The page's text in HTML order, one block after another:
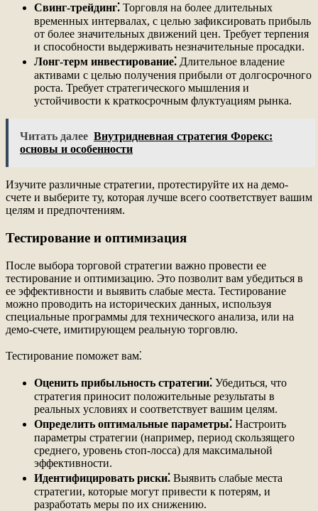
Свинг-трейдинг⁚ Торговля на более длительных
временных интервалах, с целью зафиксировать прибыль
от более значительных движений цен. Требует терпения
и способности выдерживать незначительные просадки.
Лонг-терм инвестирование⁚ Длительное владение
активами с целью получения прибыли от долгосрочного
роста. Требует стратегического мышления и
устойчивости к краткосрочным флуктуациям рынка.
Читать далее Внутридневная стратегия Форекс:
основы и особенности
Изучите различные стратегии, протестируйте их на демо-
счете и выберите ту, которая лучше всего соответствует вашим
целям и предпочтениям.
Тестирование и оптимизация
После выбора торговой стратегии важно провести ее
тестирование и оптимизацию. Это позволит вам убедиться в
ее эффективности и выявить слабые места. Тестирование
можно проводить на исторических данных, используя
специальные программы для технического анализа, или на
демо-счете, имитирующем реальную торговлю.
Тестирование поможет вам⁚
Оценить прибыльность стратегии⁚ Убедиться, что
стратегия приносит положительные результаты в
реальных условиях и соответствует вашим целям.
Определить оптимальные параметры⁚ Настроить
параметры стратегии (например, период скользящего
среднего, уровень стоп-лосса) для максимальной
эффективности.
Идентифицировать риски⁚ Выявить слабые места
стратегии, которые могут привести к потерям, и
разработать меры по их снижению.